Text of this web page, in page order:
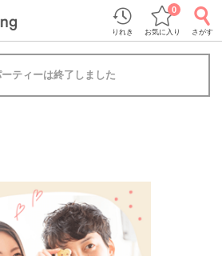
りれき お気に入り
0
さがす
ティーは終了しました